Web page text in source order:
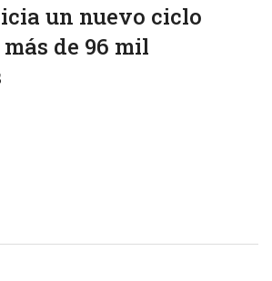
un nuevo ciclo
de 96 mil